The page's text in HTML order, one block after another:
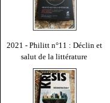
2021 - Philitt n°11 : Déclin et
salut de la littérature